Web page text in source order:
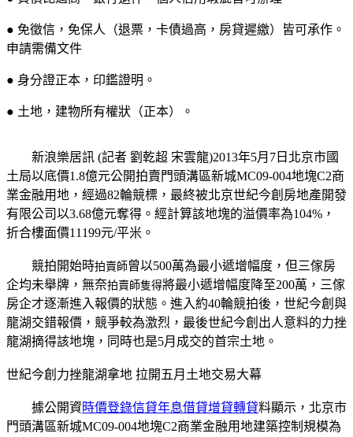
● 免徵信，免保人（退票，卡債過高，房貸遲繳）皆可承作。
申請需備文件
● 身分證正本，印鑑證明。
● 土地，建物所有權狀（正本）。
新浪樂居訊 (記者 劉乾超 宋雲龍)2013年5月7日北京市國
土局以底價1.8億元公開拍賣門頭溝區新城MC09-004地塊C2商
業金融用地，經過82輪競標，最終被北京世紀今創房地產開發
有限公司以3.68億元奪得。經計算該地塊的溢價率為104%，
折合樓面價11199元/平米。
競拍開始時拍賣師 曾以500萬為最小遞增幅度，但三傢房
企均未舉牌，無奈拍賣師隻得將最小遞增幅度降至200萬，三傢
房企才逐漸進入報價的狀態。進入約40輪競拍後，世紀今創與
龍湖交錯報價，競爭較為激烈，最後世紀今創出人意料的力挫
龍湖摘得該地塊，同時也是5月成交的首宗土地。
世紀今創力挫龍湖拿地 拉開五月土地交易大幕
據公開資時價登錄信貸年息借貸增貸轉貸料顯示，北京市
門頭溝區新城MC09-004地塊C2商業金融用地建築控制規模為